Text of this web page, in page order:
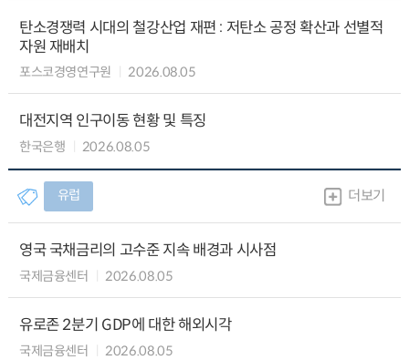
탄소경쟁력 시대의 철강산업 재편 : 저탄소 공정 확산과 선별적
자원 재배치
포스코경영연구원 2026.08.05
대전지역 인구이동 현황 및 특징
한국은행 2026.08.05
유럽 더보기
영국 국채금리의 고수준 지속 배경과 시사점
국제금융센터 2026.08.05
유로존 2분기 GDP에 대한 해외시각
국제금융센터 2026.08.05